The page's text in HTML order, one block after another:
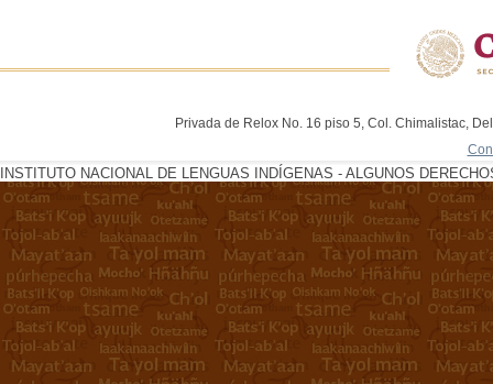
Privada de Relox No. 16 piso 5, Col. Chimalistac,
INSTITUTO NACIONAL DE LENGUAS INDÍGENAS - ALGUNOS